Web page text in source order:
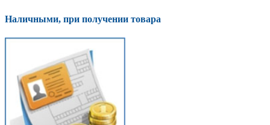
Наличными, при получении товара